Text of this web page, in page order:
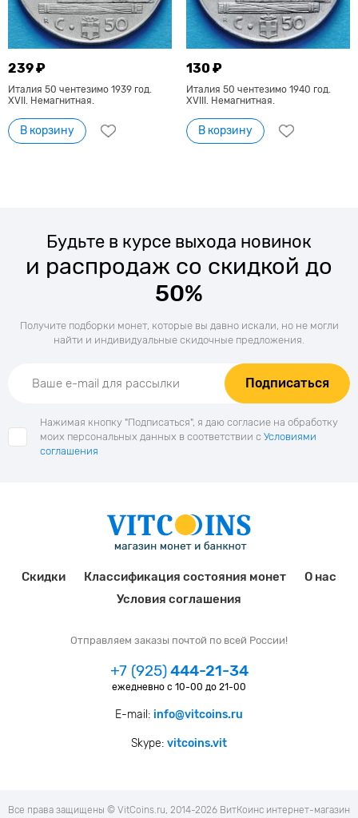
239 ₽
Италия 50 чентезимо 1939 год.
XVII. Немагнитная.
В корзину
130 ₽
Италия 50 чентезимо 1940 год.
XVIII. Немагнитная.
В корзину
Будьте в курсе выхода новинок
и распродаж со скидкой до
50%
Получите подборки монет, которые вы давно искали, но не могли
найти и индивидуальные скидочные предложения.
Подписаться
Нажимая кнопку "Подписаться", я даю согласие на обработку
моих персональных данных в соответствии с Условиями
соглашения
Скидки Классификация состояния монет
О нас
Условия соглашения
Отправляем заказы почтой по всей России!
+7 (925)444-21-34
ежедневно с 10-00 до 21-00
E-mail: info@vitcoins.ru
Skype: vitcoins.vit
Все права защищены © VitCoins.ru, 2014-2026 ВитКоинс интернет-магазин